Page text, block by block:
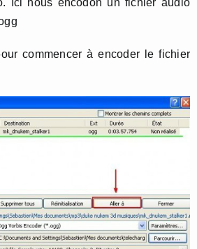
commencer à encoder le fichier